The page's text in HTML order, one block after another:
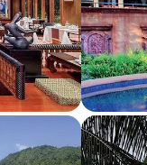
AOÛT
LUN.
31
AOÛT
MER.
02